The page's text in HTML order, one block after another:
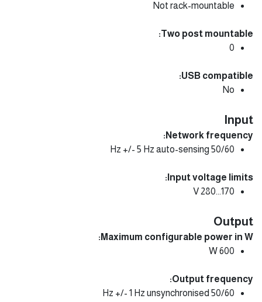
Not rack-mountable
Two post mountable:
0
USB compatible:
No
Input
Network frequency:
50/60 Hz +/- 5 Hz auto-sensing
Input voltage limits:
170...280 V
Output
Maximum configurable power in W:
600 W
Output frequency:
50/60 Hz +/- 1 Hz unsynchronised